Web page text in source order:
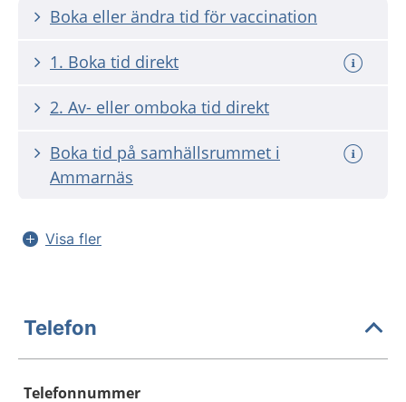
Boka eller ändra tid för vaccination
1. Boka tid direkt
2. Av- eller omboka tid direkt
Boka tid på samhällsrummet i
Ammarnäs
Visa fler
Telefon
Telefonnummer